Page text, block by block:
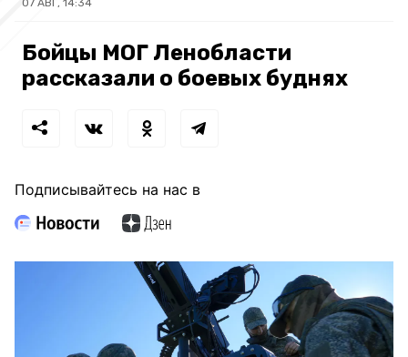
07 АВГ, 14:34
Бойцы МОГ Ленобласти
рассказали о боевых буднях
Подписывайтесь на нас в